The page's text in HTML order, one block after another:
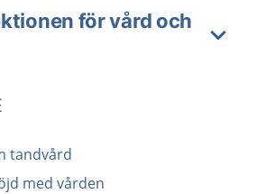
för vård och
tandvård
med vården